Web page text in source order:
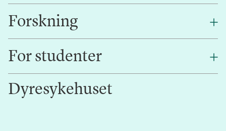
Om oss
Alumni
Forskning
Forskning
Innovasjon
For studenter
Studentlivet
Dyresykehuset